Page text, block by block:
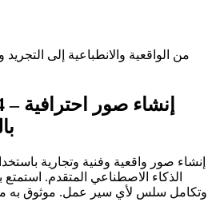
من الواقعية والانطباعية إلى
الذكاء الاصطناعي المتقدم.
وتكامل سلس لأي سير عمل. موثوق به